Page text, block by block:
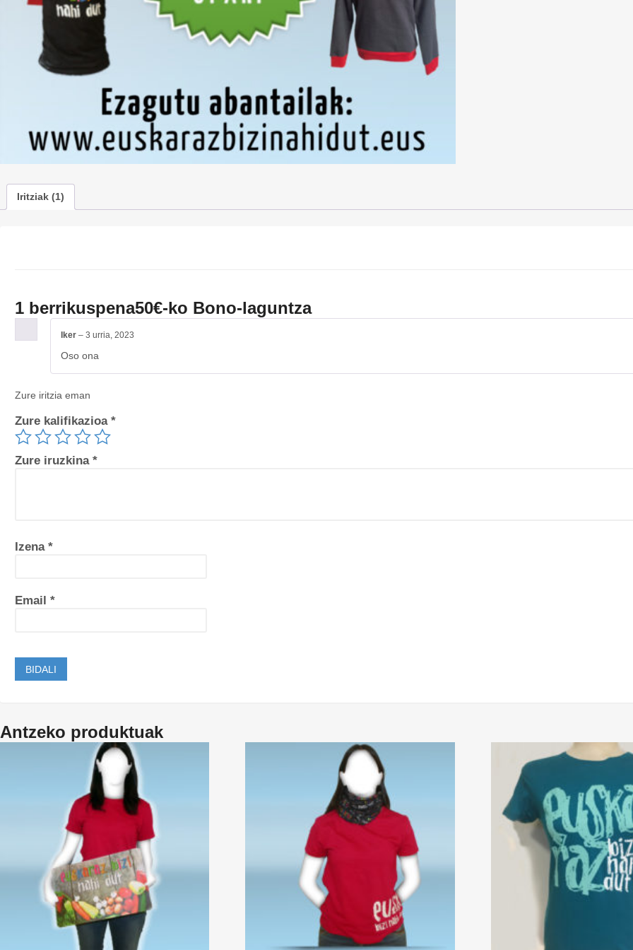
Iritziak (1)
1 berrikuspena50€-ko Bono-laguntza
Iker – 3 urria, 2023
Oso ona
Zure iritzia eman
Zure kalifikazioa *
Zure iruzkina *
Izena *
Email *
Antzeko produktuak